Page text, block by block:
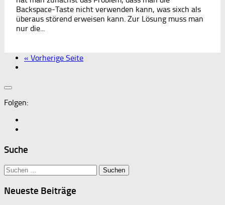
Backspace-Taste nicht verwenden kann, was sixch als
überaus störend erweisen kann. Zur Lösung muss man
nur die...
« Vorherige Seite
Folgen:
Suche
Suchen
nach:
Neueste Beiträge